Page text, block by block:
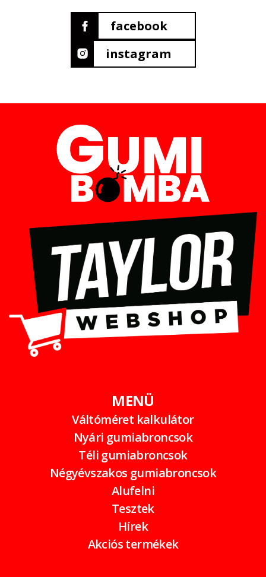
facebook
instagram
MENÜ
Váltóméret kalkulátor
Nyári gumiabroncsok
Téli gumiabroncsok
Négyévszakos gumiabroncsok
Alufelni
Tesztek
Hírek
Akciós termékek